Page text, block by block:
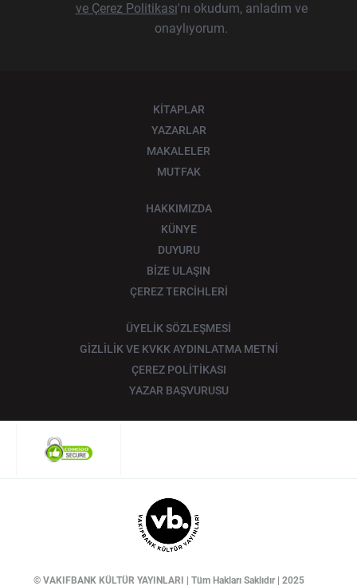
ve Çerez Politikası'nı okudum, anladım ve
onaylıyorum.
KİTAPLAR
YAZARLAR
MAKALELER
MUTFAK
HAKKIMIZDA
KÜNYE
DUYURU
BİZE ULAŞIN
ÇEREZ TERCİHLERİ
ÜYELİK SÖZLEŞMESİ
GİZLİLİK VE KVKK AYDINLATMA METNİ
ÇEREZ POLİTİKASI
YAZAR BAŞVURUSU
© VAKIFBANK KÜLTÜR YAYINLARI | Tüm Hakları Saklıdır | 2025